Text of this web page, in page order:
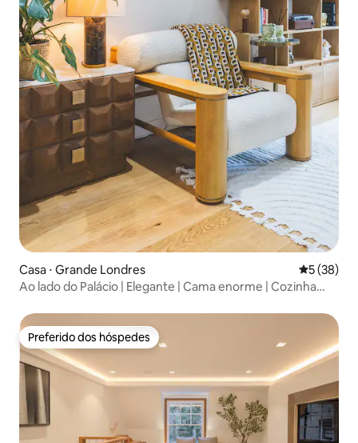
Casa ⋅ Grande Londres 5 de uma
5 (38)
Ao lado do Palácio | Elegante | Cama enorme | Cozinha
Preferido dos hóspedes
Preferido dos hóspedes